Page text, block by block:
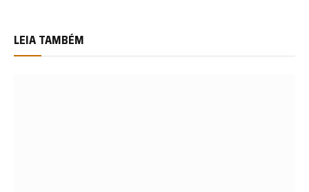
LEIA TAMBÉM